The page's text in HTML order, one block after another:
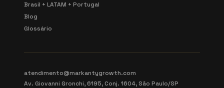
Brasil + LATAM + Portugal
Blog
Glossário
atendimento@markantygrowth.com
Av. Giovanni Gronchi, 6195, Conj. 1604, São Paulo/SP